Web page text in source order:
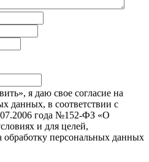
я даю свое согласие на
данных, в соответствии с
года №152-ФЗ «О
и для целей,
персональных данных